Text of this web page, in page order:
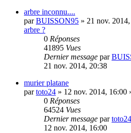
arbre inconnu....
parBUISSON95 » 21 nov.
arbre ?
0 Réponses
41895 Vues
Dernier message par
21 nov. 2014, 20:38
murier platane
partoto24 » 12 nov. 2014, 16:00
0 Réponses
64524 Vues
Dernier message partoto24
12 nov. 2014, 16:00